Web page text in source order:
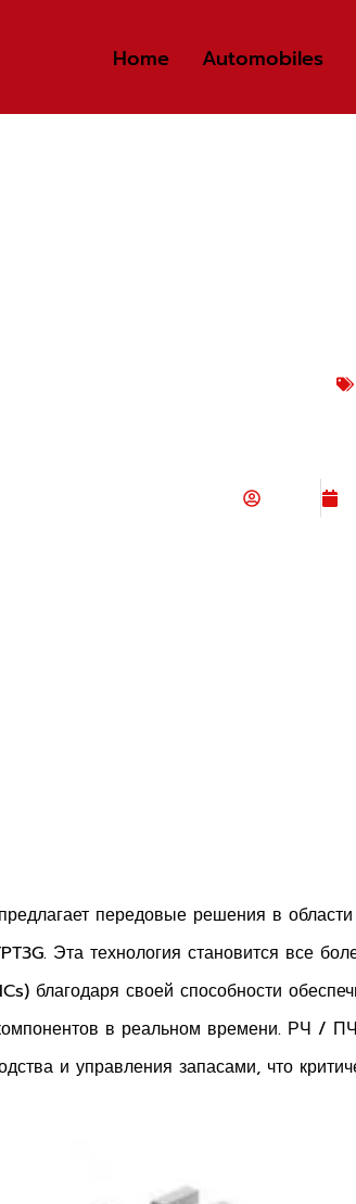
Home Automobiles
передовые решения в области
Эта технология становится все
благодаря своей способности
в реальном времени. РЧ / ПЧ
и управления запасами, что